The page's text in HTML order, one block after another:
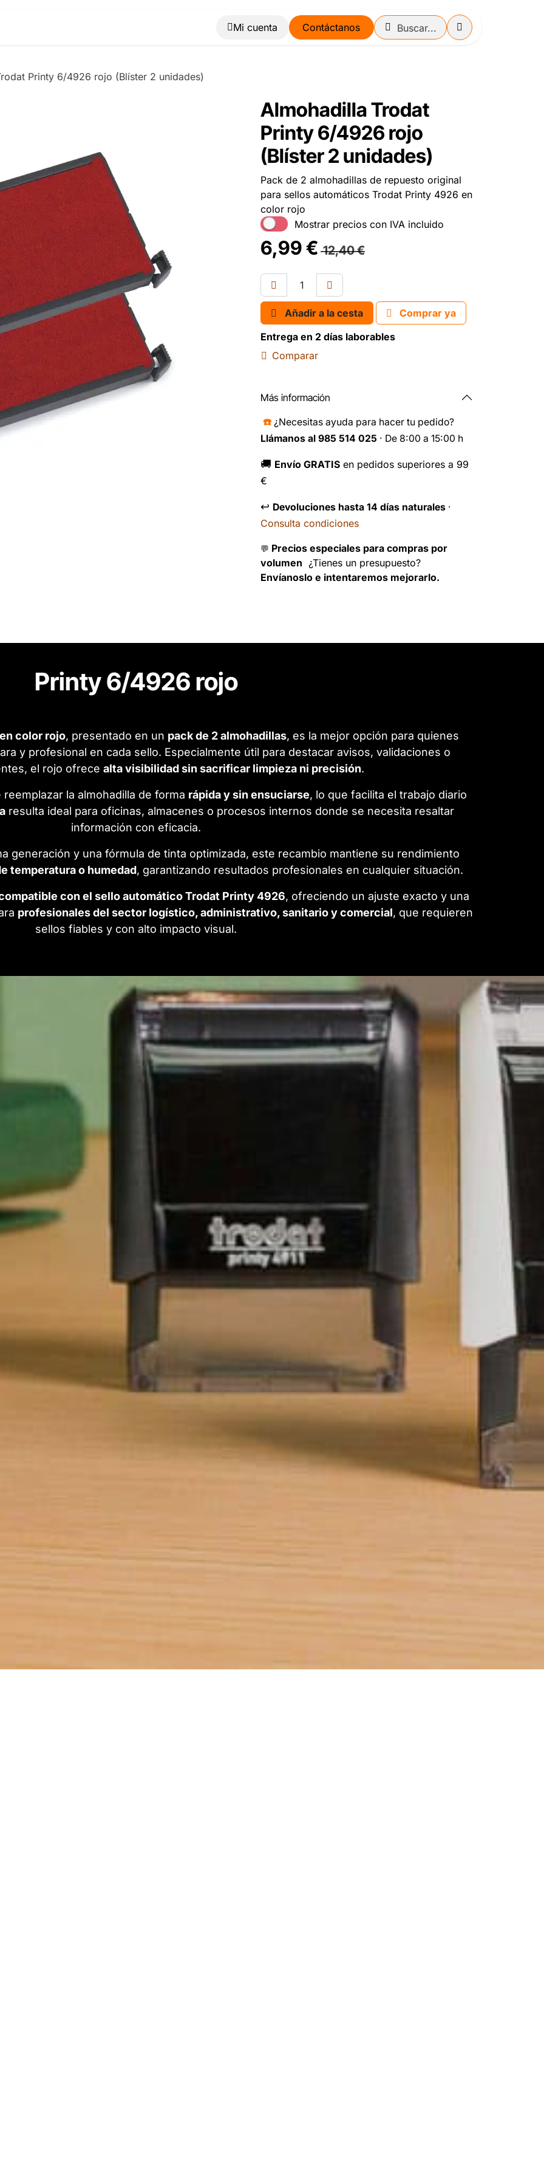
Blog Contáctanos
Printy 6/4926 rojo (Blíster 2 unidades)
Almohadilla Trodat
Printy 6/4926 rojo
(Blíster 2 unidades)
Pack de 2 almohadillas de repuesto original
para sellos automáticos Trodat Printy 4926 en
color rojo
Mostrar precios con IVA incluido
6,99€ 12,40€
Añadir a la cesta
Comprar ya
Entrega en 2 días laborables
Comparar
Más información
☎️ ¿Necesitas ayuda para hacer tu pedido?
Llámanos al 985 514 025 · De 8:00 a 15:00 h
🚚 Envío GRATIS en pedidos superiores a 99
€
↩️ Devoluciones hasta 14 días naturales ·
Consulta condiciones
💬 Precios especiales para compras por
volumen ¿Tienes un presupuesto?
Envíanoslo e intentaremos mejorarlo.
Printy 6/4926 rojo
color rojo, presentado en un pack de 2 almohadillas, es la mejor opción para quienes
y profesional en cada sello. Especialmente útil para destacar avisos, validaciones o
el rojo ofrece alta visibilidad sin sacrificar limpieza ni precisión.
la almohadilla de forma rápida y sin ensuciarse, lo que facilita el trabajo diario
resulta ideal para oficinas, almacenes o procesos internos donde se necesita resaltar
información con eficacia.
generación y una fórmula de tinta optimizada, este recambio mantiene su rendimiento
temperatura o humedad, garantizando resultados profesionales en cualquier situación.
con el sello automático Trodat Printy 4926, ofreciendo un ajuste exacto y una
profesionales del sector logístico, administrativo, sanitario y comercial, que requieren
sellos fiables y con alto impacto visual.